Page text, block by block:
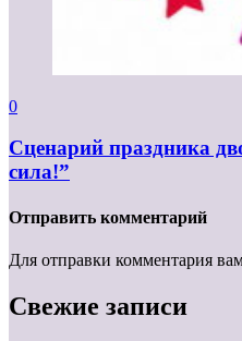
0
Сценарий праздника
сила!”
Отправить комментарий
Для отправки комментария
Свежие записи